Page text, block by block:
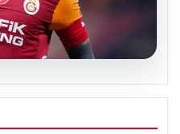
arasındaki